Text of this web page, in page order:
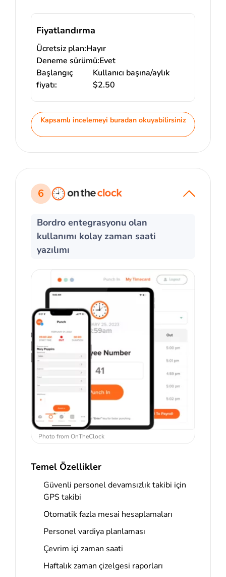
Fiyatlandırma
Ücretsiz plan:Hayır
Deneme sürümü:Evet
Başlangıç
fiyatı:
Kullanıcı başına/aylık
$2.50
Kapsamlı incelemeyi buradan okuyabilirsiniz
6
Bordro entegrasyonu olan
kullanımı kolay zaman saati
yazılımı
Photo from OnTheClock
Temel Özellikler
Güvenli personel devamsızlık takibi için
GPS takibi
Otomatik fazla mesai hesaplamaları
Personel vardiya planlaması
Çevrim içi zaman saati
Haftalık zaman çizelgesi raporları